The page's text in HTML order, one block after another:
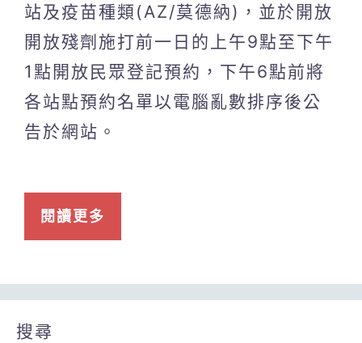
站及疫苗種類(AZ/莫德納)，並於開放
開放殘劑施打前一日的上午9點至下午
1點開放民眾登記預約，下午6點前將
各站點預約名單以電腦亂數排序後公
告於網站。
閱讀更多
搜尋